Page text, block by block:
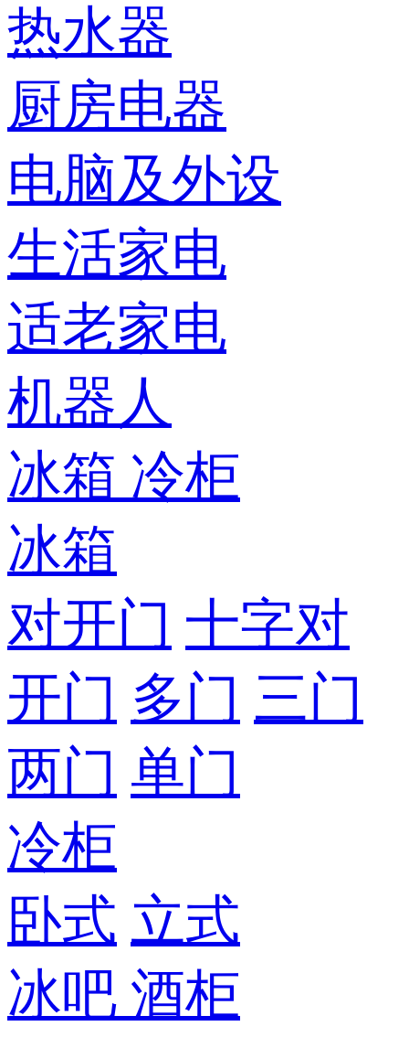
热水器
厨房电器
电脑及外设
生活家电
适老家电
机器人
冰箱 冷柜
冰箱
对开门 十字对
开门 多门 三门
两门 单门
冷柜
卧式 立式
冰吧 酒柜